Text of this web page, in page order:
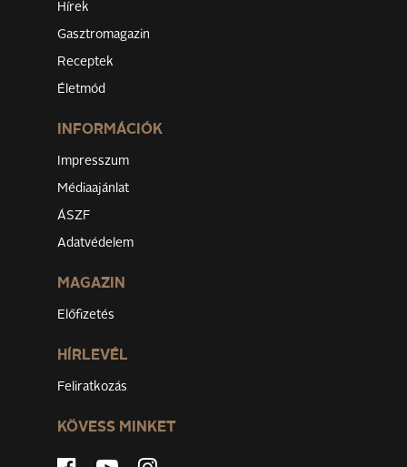
Hírek
Gasztromagazin
Receptek
Életmód
INFORMÁCIÓK
Impresszum
Médiaajánlat
ÁSZF
Adatvédelem
MAGAZIN
Előfizetés
HÍRLEVÉL
Feliratkozás
KÖVESS MINKET